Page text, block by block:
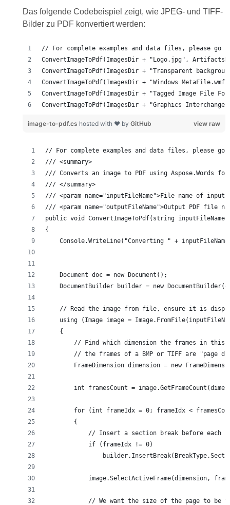
Das folgende Codebeispiel zeigt, wie JPEG- und TIFF-
Bilder zu PDF konvertiert werden:
ConvertImageToPdf(ImagesDir + "Graphics
view raw
image-to-pdf.cs hosted with ❤ by GitHub
/// <summary>
/// </summary>